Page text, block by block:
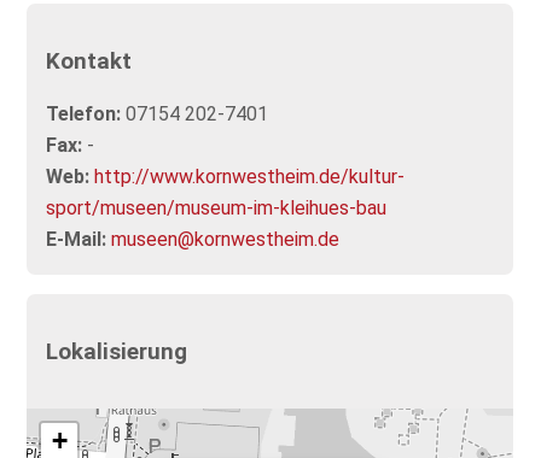
Kontakt
Telefon: 07154 202-7401
Fax: -
Web: http://www.kornwestheim.de/kultur-
sport/museen/museum-im-kleihues-bau
E-Mail: museen@kornwestheim.de
Lokalisierung
+